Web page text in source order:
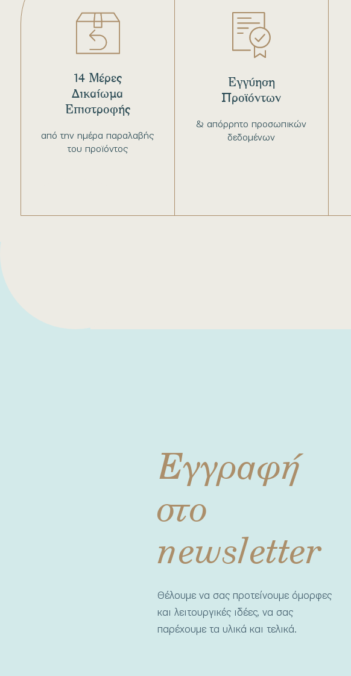
από την ημέρα παραλαβής
του προϊόντος
14 Μέρες
Δικαίωμα
Επιστροφής
& απόρρητο προσωπικών
δεδομένων
Εγγύηση
Προϊόντων
Εγγραφή
στο
newsletter
Θέλουμε να σας προτείνουμε όμορφες
και λειτουργικές ιδέες, να σας
παρέχουμε τα υλικά και τελικά.